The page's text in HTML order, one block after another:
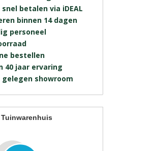
betalen via iDEAL
binnen 14 dagen
personeel
bestellen
40 jaar ervaring
gelegen showroom